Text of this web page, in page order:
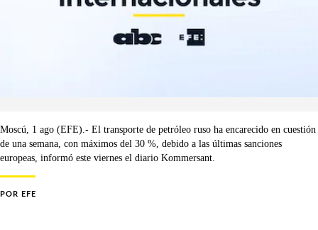
Moscú, 1 ago (EFE).- El transporte de petróleo ruso ha encarecido en cuestión
de una semana, con máximos del 30 %, debido a las últimas sanciones
europeas, informó este viernes el diario Kommersant.
POR EFE